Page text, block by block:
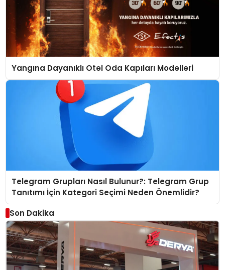
Yangına Dayanıklı Otel Oda Kapıları Modelleri
Telegram Grupları Nasıl Bulunur?: Telegram Grup
Tanıtımı İçin Kategori Seçimi Neden Önemlidir?
Son Dakika